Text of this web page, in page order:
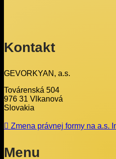
Kontakt
GEVORKYAN, a.s.
Továrenská 504
976 31 Vlkanová
Slovakia
Zmena právnej formy na a.s.
Menu